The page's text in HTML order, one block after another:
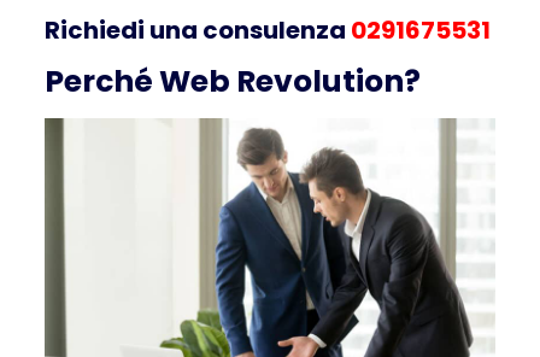
Richiedi una consulenza 0291675531
PerchéWeb Revolution?